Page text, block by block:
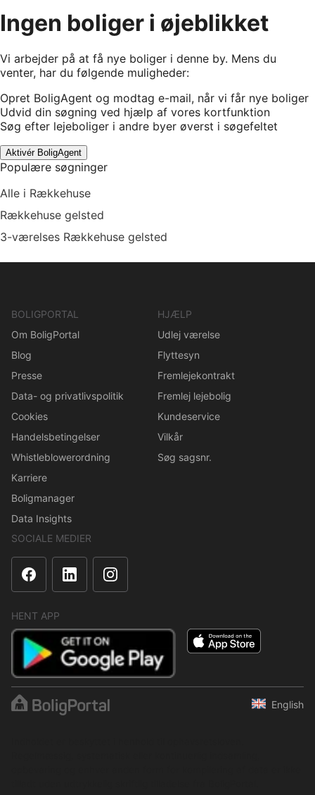
Ingen boliger i øjeblikket
Vi arbejder på at få nye boliger i denne by. Mens du
venter, har du følgende muligheder:
Opret BoligAgent og modtag e-mail, når vi får nye boliger
Udvid din søgning ved hjælp af vores kortfunktion
Søg efter lejeboliger i andre byer øverst i søgefeltet
Aktivér BoligAgent
Populære søgninger
Alle i Rækkehuse
Rækkehuse gelsted
3-værelses Rækkehuse gelsted
BOLIGPORTAL
Om BoligPortal
Blog
Presse
Data- og privatlivspolitik
Cookies
Handelsbetingelser
Whistleblowerordning
Karriere
Boligmanager
Data Insights
HJÆLP
Udlej værelse
Flyttesyn
Fremlejekontrakt
Fremlej lejebolig
Kundeservice
Vilkår
Søg sagsnr.
SOCIALE MEDIER
HENT APP
English